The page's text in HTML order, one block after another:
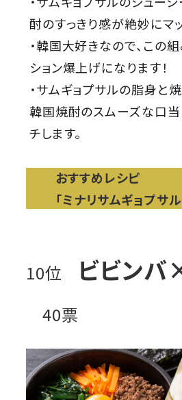
酎のすっきり感が絶妙にマッ
・韓国大好きなので、この
ション爆上げになります！
・サムギョプサルの脂身と
韓国焼酎のスムーズな口
チします。
おすすめレシピ
「ミナリサムギョプサ
10位 ビビン
40票